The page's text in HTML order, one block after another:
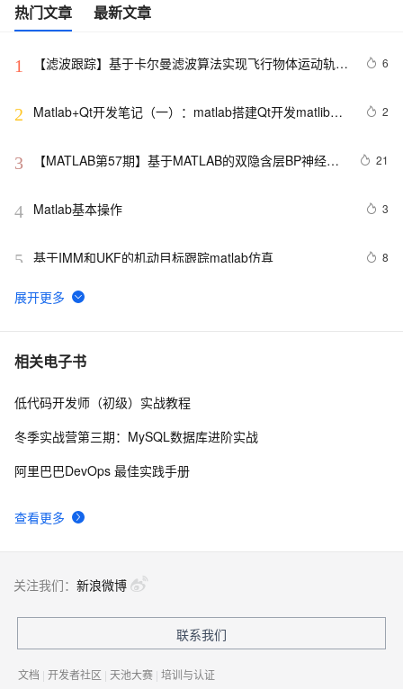
热门文章 最新文章
1
【滤波跟踪】基于卡尔曼滤波算法实现飞行物体运动轨迹
6
2
Matlab+Qt开发笔记（一）：matlab搭建Qt开发matlib环
2
3
【MATLAB第57期】基于MATLAB的双隐含层BP神经网
21
4 Matlab基本操作 3
5 基于IMM和UKF的机动目标跟踪matlab仿真 8
6
基于粒子群优化算法的配电网光伏储能双层优化配置模
7 【WSN通信】基于最佳簇半径的无线传感器网络分簇路
8 3D-MIMO信道模型的MATLAB模拟与仿真
Matlab实现（上）
仿真
相关电子书
查看更多
低代码开发师（初级）实战教程
冬季实战营第三期：MySQL数据库进阶实战
阿里巴巴DevOps 最佳实践手册
关注我们： 新浪微博
联系我们
文档 | 开发者社区 | 天池大赛 | 培训与认证